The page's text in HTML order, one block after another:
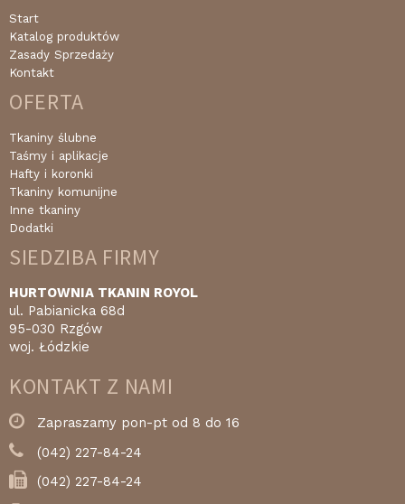
Start
Katalog produktów
Zasady Sprzedaży
Kontakt
OFERTA
Tkaniny ślubne
Taśmy i aplikacje
Hafty i koronki
Tkaniny komunijne
Inne tkaniny
Dodatki
SIEDZIBA FIRMY
HURTOWNIA TKANIN ROYOL
ul. Pabianicka 68d
95-030 Rzgów
woj. Łódzkie
KONTAKT Z NAMI
Zapraszamy pon-pt od 8 do 16
(042) 227-84-24
(042) 227-84-24